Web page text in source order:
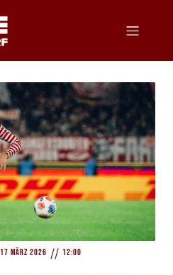
17 März 2026 // 12:00